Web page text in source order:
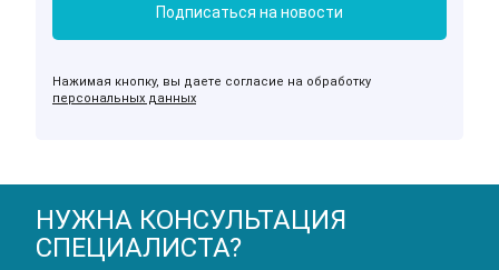
Нажимая кнопку, вы даете согласие на обработку
персональных данных
НУЖНА КОНСУЛЬТАЦИЯ
СПЕЦИАЛИСТА?